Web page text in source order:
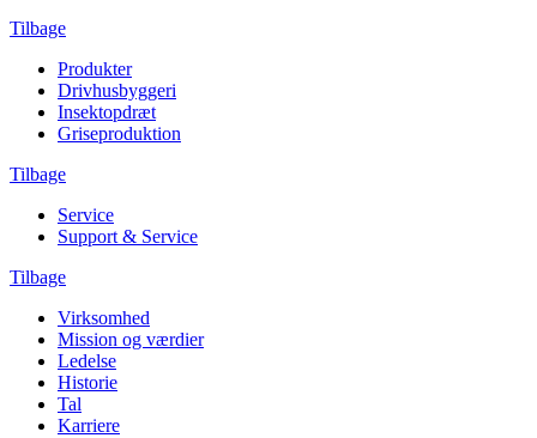
Tilbage
Produkter
Drivhusbyggeri
Insektopdræt
Griseproduktion
Tilbage
Service
Support & Service
Tilbage
Virksomhed
Mission og værdier
Ledelse
Historie
Tal
Karriere